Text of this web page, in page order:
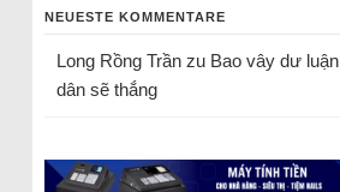
NEUESTE KOMMENTARE
Long Rồng Trầnzu Bao vây dư
dân sẽ thắng